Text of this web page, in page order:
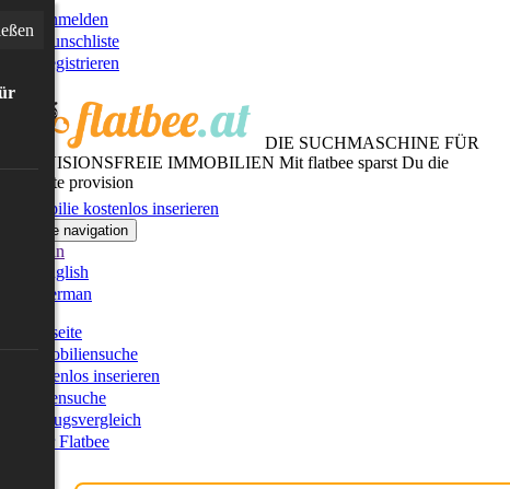
Anmelden
Wunschliste
Registrieren
DIE SUCHMASCHINE FÜR
PROVISIONSFREIE IMMOBILIEN Mit flatbee sparst Du die
gesamte provision
Immobilie kostenlos inserieren
Toggle navigation
German
English
German
Startseite
Immobiliensuche
Kostenlos inserieren
Kartensuche
Umzugsvergleich
Über Flatbee